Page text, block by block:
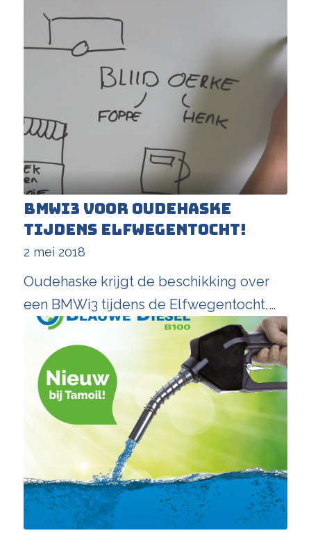
BMWi3 voor Oudehaske
tijdens Elfwegentocht!
2 mei 2018
Oudehaske krijgt de beschikking over
een BMWi3 tijdens de Elfwegentocht,…